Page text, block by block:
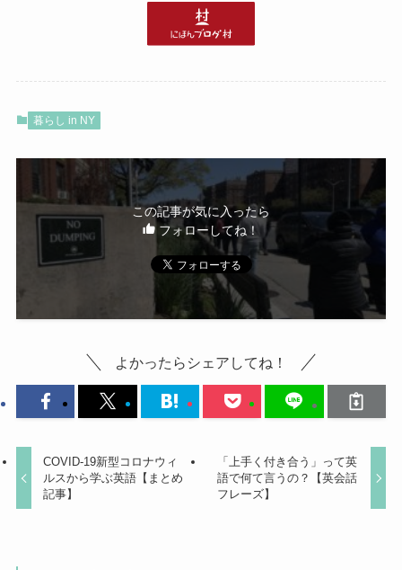
暮らし in NY
この記事が気に入ったら
フォローしてね！
よかったらシェアしてね！
COVID-19新型コロナウィ
ルスから学ぶ英語【まとめ
記事】
「上手く付き合う」って英
語で何て言うの？【英会話
フレーズ】